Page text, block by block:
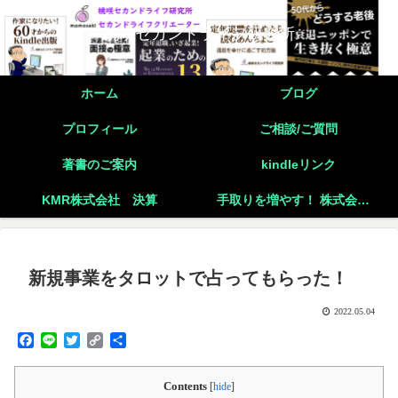
桃咲セカンドライフ研究所
ホーム ブログ
プロフィール ご相談/ご質問
著書のご案内 kindleリンク
KMR株式会社 決算 手取りを増やす！ 株式会社と個人事業主の二刀流起業の実践
新規事業をタロットで占ってもらった！
2022.05.04
c
n
i
p
Contents [hide]